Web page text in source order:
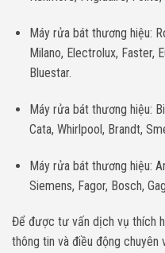
Máy rửa bát thương hiệu:
Milano, Electrolux, Faster,
Bluestar.
Máy rửa bát thương hiệu:
Cata, Whirlpool, Brandt,
Máy rửa bát thương hiệu:
Siemens, Fagor, Bosch,
Để được tư vấn dịch vụ thích
thông tin và điều động chuyên